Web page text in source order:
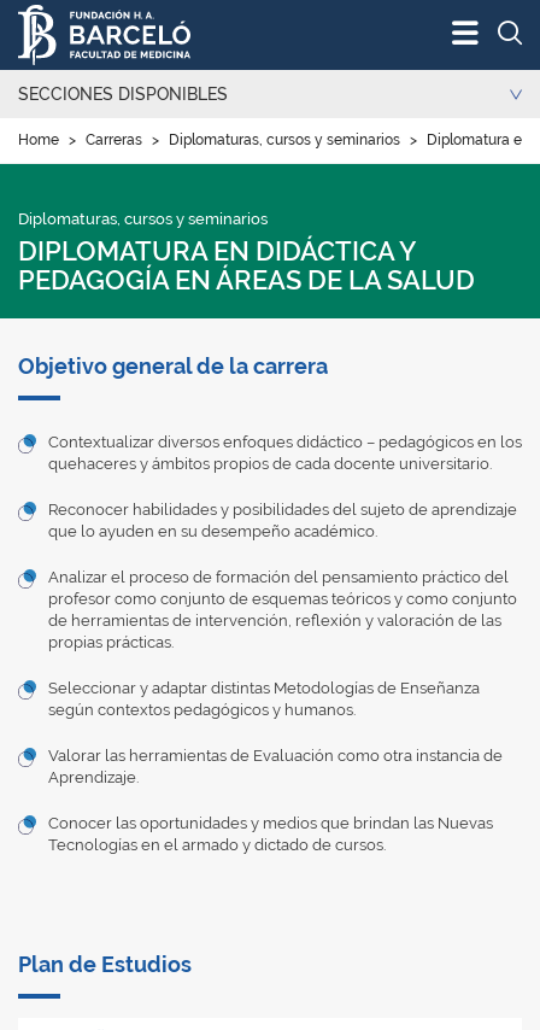
SECCIONES DISPONIBLES
Home > Carreras > Diplomaturas, cursos y seminarios > Diplomatura en
Diplomaturas, cursos y seminarios
DIPLOMATURA EN DIDÁCTICA Y
PEDAGOGÍA EN ÁREAS DE LA SALUD
Objetivo general de la carrera
Contextualizar diversos enfoques didáctico – pedagógicos en los
quehaceres y ámbitos propios de cada docente universitario.
Reconocer habilidades y posibilidades del sujeto de aprendizaje
que lo ayuden en su desempeño académico.
Analizar el proceso de formación del pensamiento práctico del
profesor como conjunto de esquemas teóricos y como conjunto
de herramientas de intervención, reflexión y valoración de las
propias prácticas.
Seleccionar y adaptar distintas Metodologías de Enseñanza
según contextos pedagógicos y humanos.
Valorar las herramientas de Evaluación como otra instancia de
Aprendizaje.
Conocer las oportunidades y medios que brindan las Nuevas
Tecnologías en el armado y dictado de cursos.
Plan de Estudios